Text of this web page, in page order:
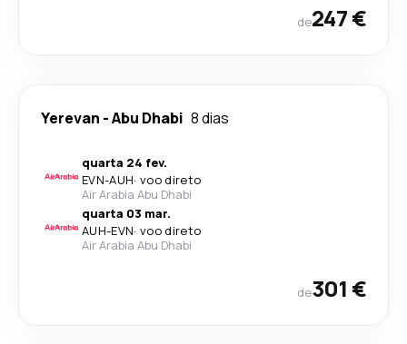
de247 €
Yerevan -Abu Dhabi 8 dias
quarta 24 fev.
EVN-AUH· voo direto
Air Arabia Abu Dhabi
quarta 03 mar.
AUH-EVN· voo direto
Air Arabia Abu Dhabi
de301 €